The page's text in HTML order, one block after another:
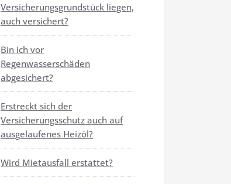
Versicherungsgrundstück liegen,
auch versichert?
Bin ich vor
Regenwasserschäden
abgesichert?
Erstreckt sich der
Versicherungsschutz auch auf
ausgelaufenes Heizöl?
Wird Mietausfall erstattet?